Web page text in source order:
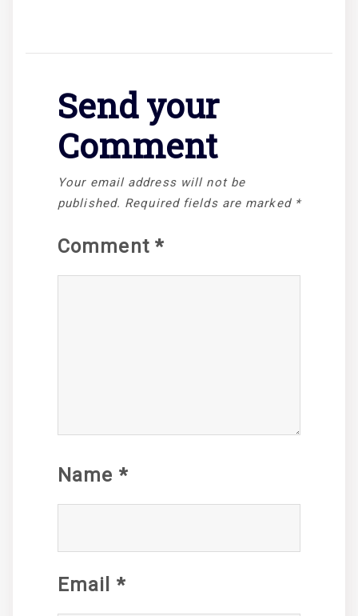
Send your
Comment
Your email address will not be
published. Required fields are marked *
Comment *
Name *
Email *